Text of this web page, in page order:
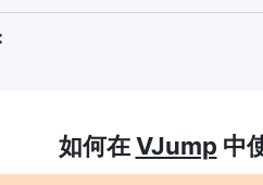
如何在VJump 中